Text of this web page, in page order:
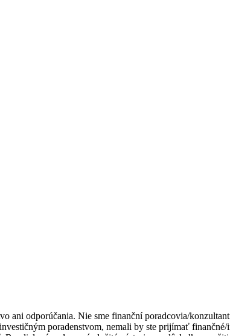
ani odporúčania. Nie sme finanční poradcovia/
poradenstvom, nemali by ste prijímať